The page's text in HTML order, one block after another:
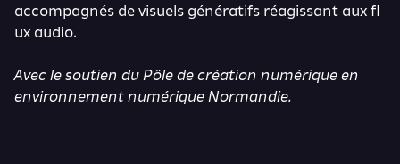
accompagnés de visuels génératifs réagissant aux fl
ux audio.
Avec le soutien du Pôle de création numérique en
environnement numérique Normandie.